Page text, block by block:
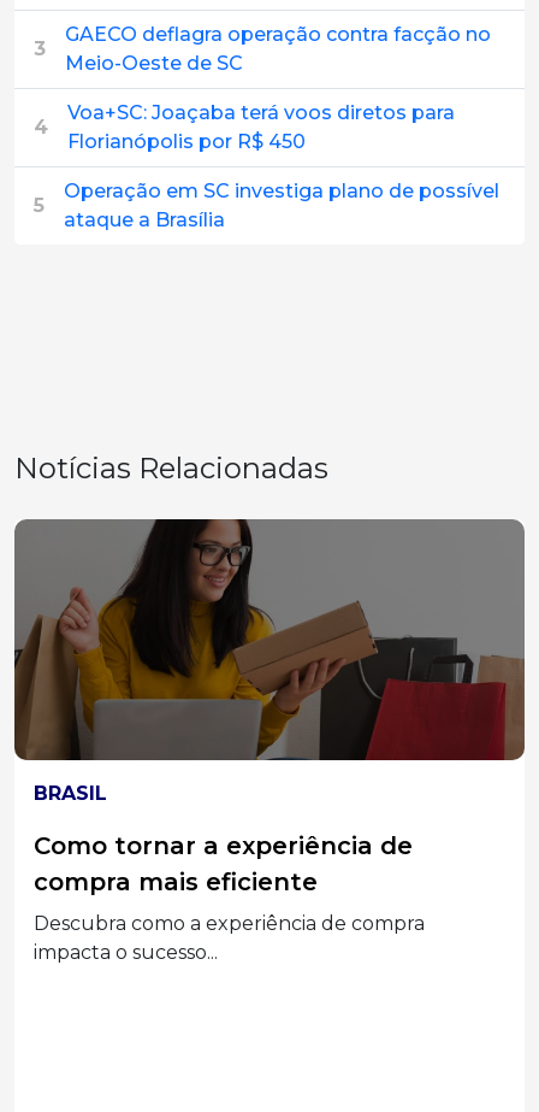
3
GAECO deflagra operação contra facção no
Meio-Oeste de SC
4
Voa+SC: Joaçaba terá voos diretos para
Florianópolis por R$ 450
5
Operação em SC investiga plano de possível
ataque a Brasília
Notícias Relacionadas
ELEIÇÕES 2026
MPT-SC divulga acórdão do TST que
condenou Associações Empresariais
e seus Dirigentes por assédio
eleitoral